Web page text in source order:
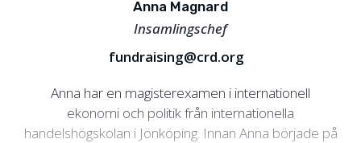
Anna Magnard
Insamlingschef
fundraising@crd.org
Anna har en magisterexamen i internationell
ekonomi och politik från internationella
handelshögskolan i Jönköping. Innan Anna började på